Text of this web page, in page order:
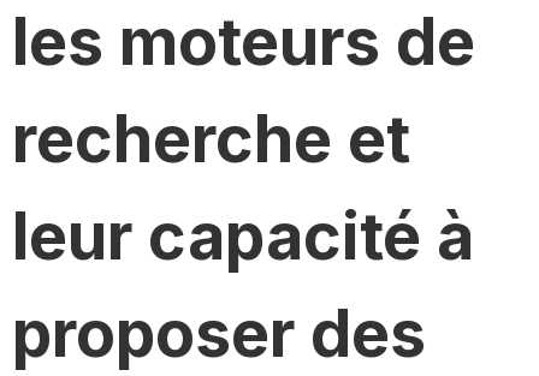
les moteurs de
recherche et
leur capacité à
proposer des